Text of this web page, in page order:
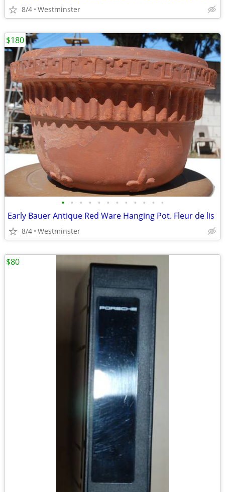
8/4 Westminster
• • • • • • • • • • • •
Early Bauer Antique Red Ware Hanging Pot. Fleur de lis
8/4 Westminster
$180
$80